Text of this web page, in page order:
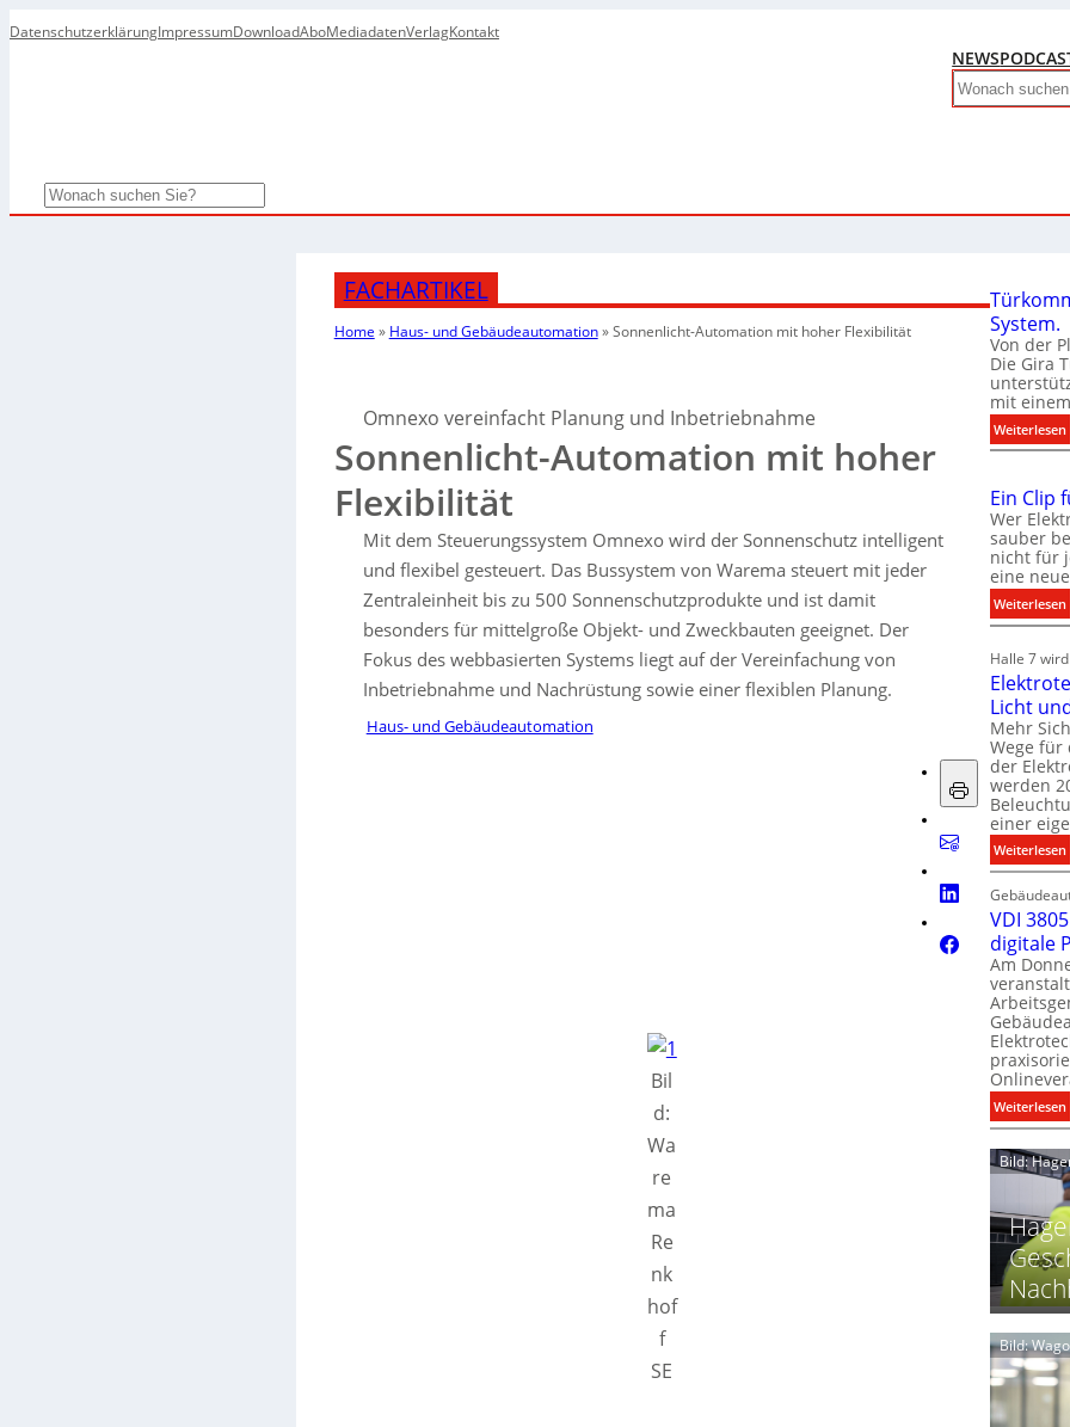
DatenschutzerklärungImpressumDownloadAboMediadatenVerlagKontakt
NEWS
Search
Search
FACHARTIKEL
Home » Haus- und Gebäudeautomation»Sonnenlicht-Automation mit hoher Flexibilität
Omnexo vereinfacht Planung und Inbetriebnahme
Sonnenlicht-Automation mit hoher
Flexibilität
Mit dem Steuerungssystem Omnexo wird der Sonnenschutz intelligent
und flexibel gesteuert. Das Bussystem von Warema steuert mit jeder
Zentraleinheit bis zu 500 Sonnenschutzprodukte und ist damit
besonders für mittelgroße Objekt- und Zweckbauten geeignet. Der
Fokus des webbasierten Systems liegt auf der Vereinfachung von
Inbetriebnahme und Nachrüstung sowie einer flexiblen Planung.
Haus- und Gebäudeautomation
Bil
d:
Wa
re
ma
Re
nk
hof
f
SE
System.
Von der
Die Gira
mit
Weiterlesen:
r
u
i
k
t
i
i
t
s
t
.
Ein Clip
Wer
sauber
nicht für
eine
Weiterlesen:
l
i
f
r
a
l
l
e
t
e
r
r
ü
Halle 7
Licht
Mehr
Wege für
der
werden
einer
Weiterlesen:
l
e
k
t
r
t
c
n
2
VDI
digitale
Am
Weiterlesen:
I
0
5
l
s
Bild:
Bild: